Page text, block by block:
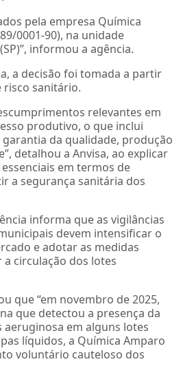
pela empresa Química
0001-90), na unidade
informou a agência.
a decisão foi tomada a partir
risco sanitário.
relevantes em
produtivo, o que inclui
da qualidade, produção
detalhou a Anvisa, ao explicar
em termos de
a segurança sanitária dos
informa que as vigilâncias
devem intensificar o
e adotar as medidas
circulação dos lotes
que “em novembro de 2025,
que detectou a presença da
em alguns lotes
líquidos, a Química Amparo
voluntário cauteloso dos